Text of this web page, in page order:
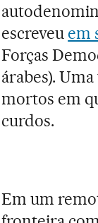
escreveu em
Forças
árabes).
mortos em
curdos.
Em um